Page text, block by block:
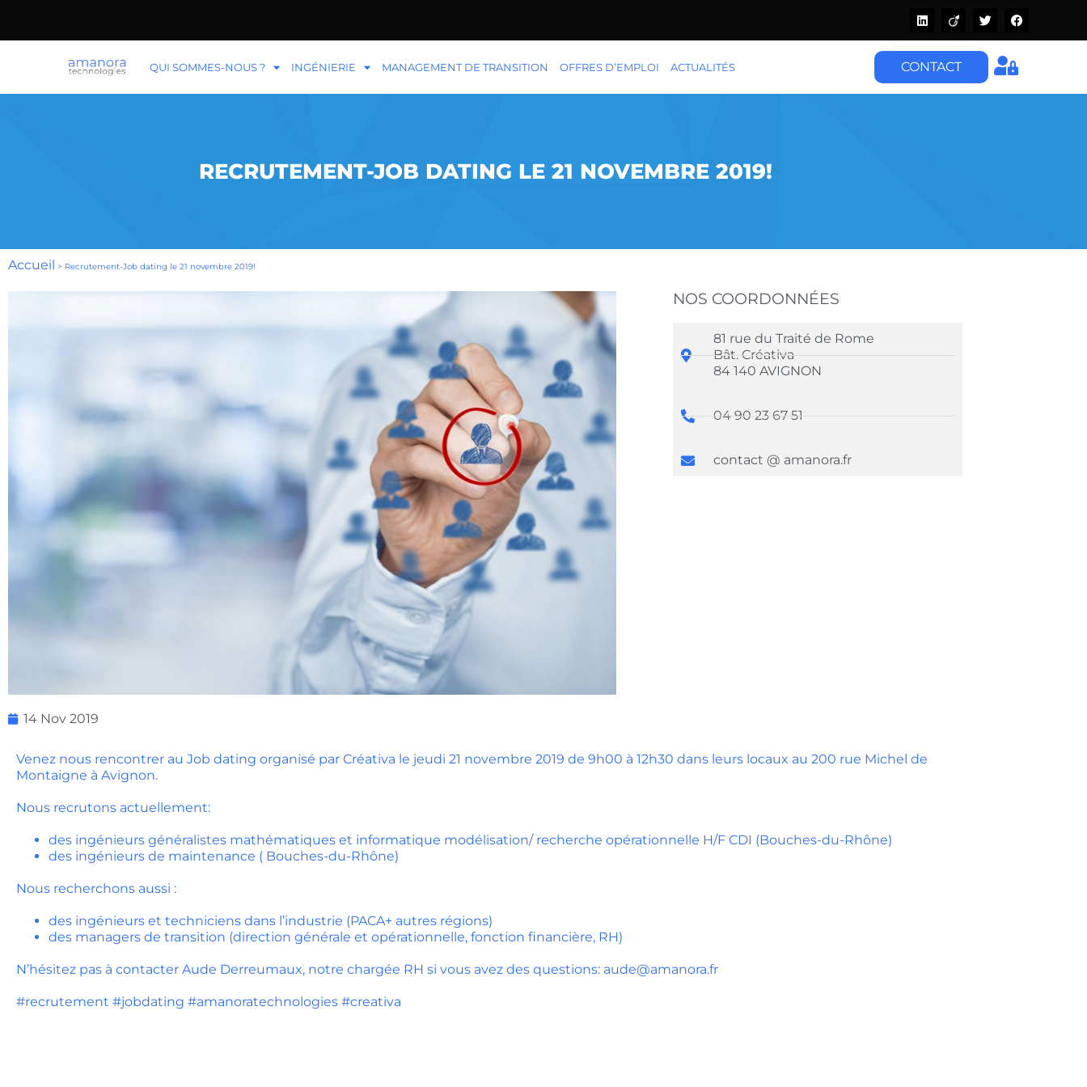
QUI SOMMES-NOUS ? INGÉNIERIE MANAGEMENT DE TRANSITION OFFRES D’EMPLOI ACTUALITÉS CONTACT
RECRUTEMENT-JOB DATING LE 21 NOVEMBRE 2019!
Accueil > Recrutement-Job dating le 21 novembre 2019!
14 Nov 2019
NOS COORDONNÉES
81 rue du Traité de Rome
Bât. Créativa
84 140 AVIGNON
04 90 23 67 51
contact @ amanora.fr
Venez nous rencontrer au Job dating organisé par Créativa le jeudi 21 novembre 2019 de 9h00 à 12h30 dans leurs locaux au 200 rue Michel de
Montaigne à Avignon.
Nous recrutons actuellement:
des ingénieurs généralistes mathématiques et informatique modélisation/ recherche opérationnelle H/F CDI (Bouches-du-Rhône)
des ingénieurs de maintenance ( Bouches-du-Rhône)
Nous recherchons aussi :
des ingénieurs et techniciens dans l’industrie (PACA+ autres régions)
des managers de transition (direction générale et opérationnelle, fonction financière, RH)
N’hésitez pas à contacter Aude Derreumaux, notre chargée RH si vous avez des questions: aude@amanora.fr
#recrutement #jobdating #amanoratechnologies #creativa